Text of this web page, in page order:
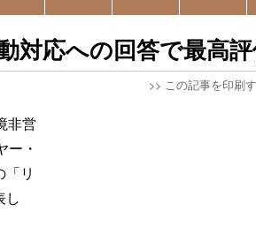
対応への回答で最高
>> この記事を印刷
非営
ー・
リ
し